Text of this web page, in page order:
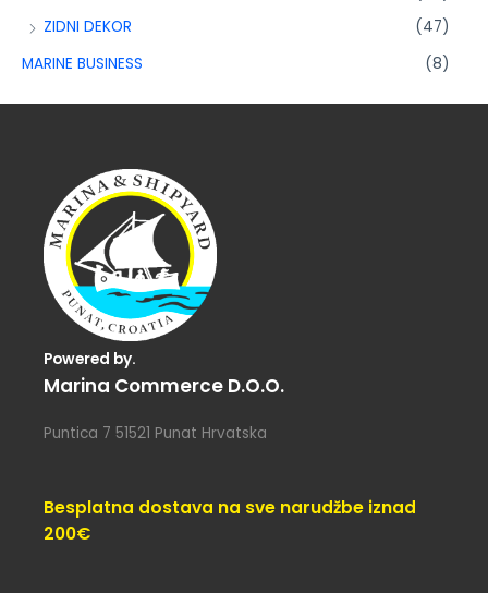
ZIDNI DEKOR
(47)
MARINE BUSINESS
(8)
Powered by.
Marina Commerce D.o.o.
Puntica 7 51521 Punat Hrvatska
Besplatna dostava na sve narudžbe iznad
200€